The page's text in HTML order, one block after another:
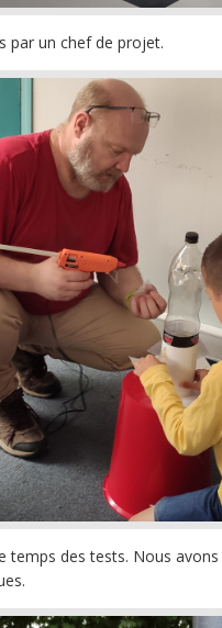
par un chef de projet.
temps des tests. Nous